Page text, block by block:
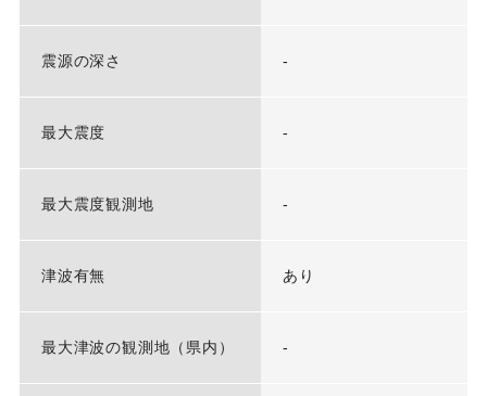
震源の深さ -
最大震度 -
最大震度観測地 -
津波有無 あり
最大津波の観測地（県内） -